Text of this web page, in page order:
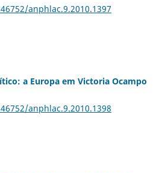
anphlac.9.2010.1397
a Europa em Victoria Ocampo
anphlac.9.2010.1398